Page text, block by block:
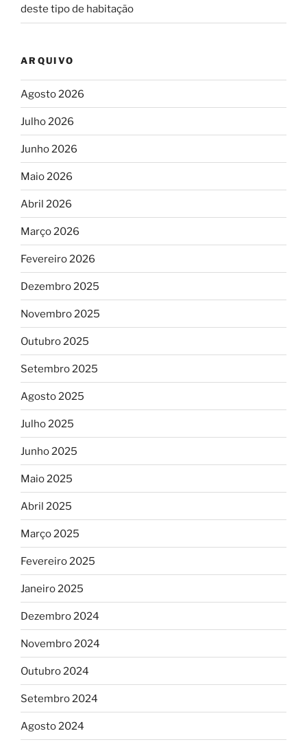
deste tipo de habitação
ARQUIVO
Agosto 2026
Julho 2026
Junho 2026
Maio 2026
Abril 2026
Março 2026
Fevereiro 2026
Dezembro 2025
Novembro 2025
Outubro 2025
Setembro 2025
Agosto 2025
Julho 2025
Junho 2025
Maio 2025
Abril 2025
Março 2025
Fevereiro 2025
Janeiro 2025
Dezembro 2024
Novembro 2024
Outubro 2024
Setembro 2024
Agosto 2024